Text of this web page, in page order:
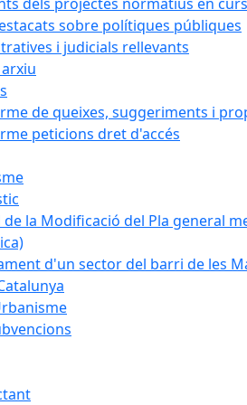
sobre polítiques públiques
i judicials rellevants
de queixes, suggeriments i
peticions dret d'accés
de la Modificació del Pla general
d'un sector del barri de les